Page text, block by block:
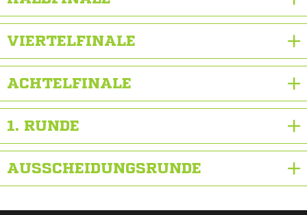
VIERTELFINALE
ACHTELFINALE
1. RUNDE
AUSSCHEIDUNGSRUNDE